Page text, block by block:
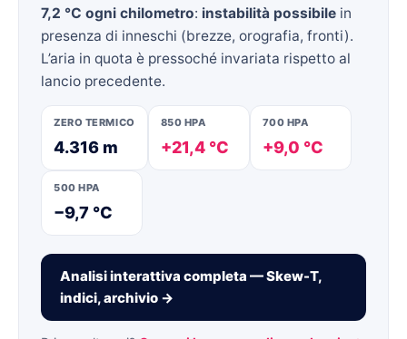
7,2 °C ogni chilometro: instabilità possibile in
presenza di inneschi (brezze, orografia, fronti).
L’aria in quota è pressoché invariata rispetto al
lancio precedente.
ZERO TERMICO
4.316 m
850 HPA
+21,4 °C
700 HPA
+9,0 °C
500 HPA
−9,7 °C
Analisi interattiva completa — Skew-T,
indici, archivio →